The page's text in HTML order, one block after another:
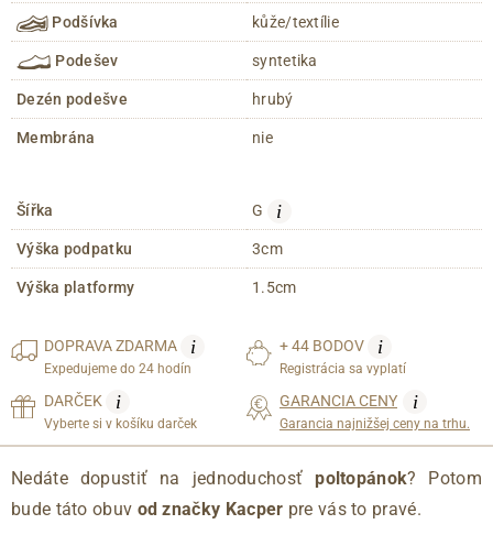
Podšívka kůže/textílie
Podešev syntetika
Dezén podešve hrubý
Membrána nie
Šířka G i
Výška podpatku 3cm
Výška platformy 1.5cm
DOPRAVAZDARMA i
Expedujeme do 24 hodín
+ 44 BODOV i
Registrácia sa vyplatí
DARČEK i
Vyberte si v košíku darček
GARANCIA CENY i
Garancia najnižšej ceny na trhu.
Nedáte dopustiť na jednoduchosťpoltopánok? Potom
bude táto obuv od značky Kacper pre vás to pravé.